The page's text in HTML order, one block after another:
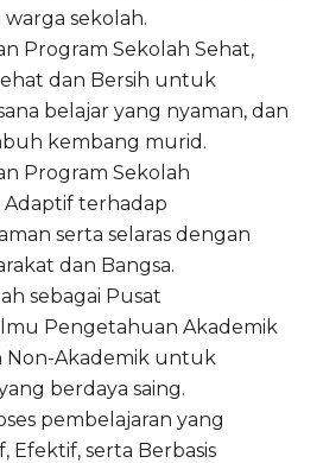
sekolah.
Program Sekolah Sehat,
dan Bersih untuk
belajar yang nyaman, dan
kembang murid.
Program Sekolah
terhadap
serta selaras dengan
dan Bangsa.
sebagai Pusat
Pengetahuan Akademik
Non-Akademik untuk
berdaya saing.
pembelajaran yang
Efektif, serta Berbasis